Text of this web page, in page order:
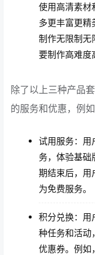
使用高清素材
多更丰富更精
制作无限制无
要制作高难度
除了以上三种产品
的服务和优惠，例如
试用服务：用
务，体验基础
期结束后，用
为免费服务。
积分兑换：用
种任务和活动
优惠券。例如